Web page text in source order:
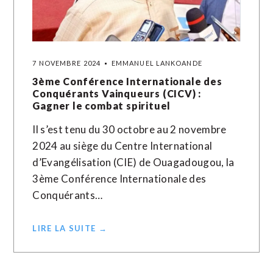
7 NOVEMBRE 2024 EMMANUEL LANKOANDE
3ème Conférence Internationale des
Conquérants Vainqueurs (CICV) :
Gagner le combat spirituel
Il s’est tenu du 30 octobre au 2 novembre
2024 au siège du Centre International
d’Evangélisation (CIE) de Ouagadougou, la
3ème Conférence Internationale des
Conquérants…
LIRE LA SUITE →